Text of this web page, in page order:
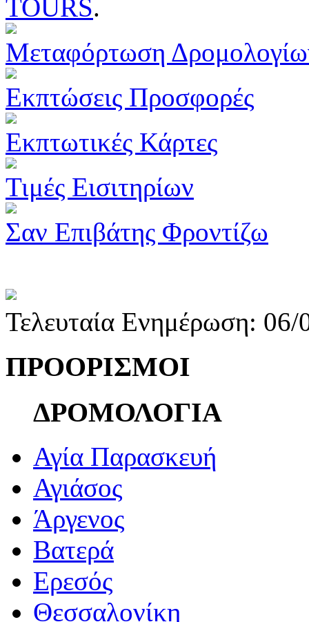
TOURS.
Μεταφόρτωση
Εκπτώσεις Προσφορές
Εκπτωτικές Κάρτες
Τιμές Εισιτηρίων
Σαν Επιβάτης Φροντίζω
Τελευταία Ενημέρωση:
ΠΡΟΟΡΙΣΜΟΙ
ΔΡΟΜΟΛΟΓΙΑ
Αγία Παρασκευή
Αγιάσος
Άργενος
Βατερά
Ερεσός
Θεσσαλονίκη